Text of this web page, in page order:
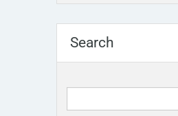
Search